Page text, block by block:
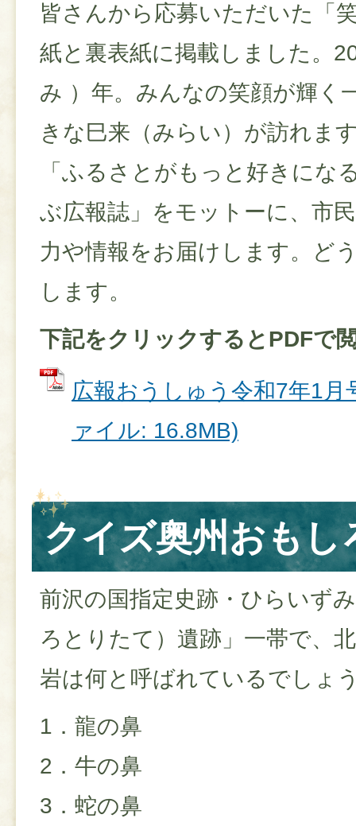
皆さんから応募いただいた「
紙と裏表紙に掲載しました。
み ）年。みんなの笑顔が輝く
きな巳来（みらい）が訪れま
「ふるさとがもっと好きにな
ぶ広報誌」をモットーに、市
力や情報をお届けします。ど
します。
下記をクリックするとPDFで
広報おうしゅう令和7年1月
ァイル: 16.8MB)
クイズ奥州おもし
前沢の国指定史跡・ひらいず
ろとりたて）遺跡」一帯で、
岩は何と呼ばれているでしょ
1．龍の鼻
2．牛の鼻
3．蛇の鼻